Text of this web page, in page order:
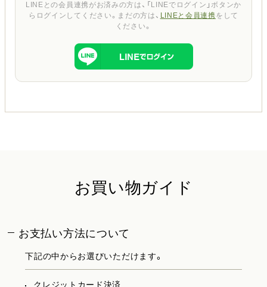
LINEとの会員連携がお済みの方は、「LINEでログイン」ボタンか
らログインしてください。まだの方は、 LINEと会員連携をして
ください。
お買い物ガイド
お支払い方法について
下記の中からお選びいただけます。
クレジットカード決済